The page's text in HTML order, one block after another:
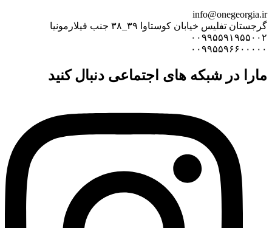
info@onegeorgia.ir
گرجستان تفلیس خیابان کوستاوا ۳۹_۳۸ جنب فیلارمونیا
۰۰۹۹۵۵۹۱۹۵۵۰۰۲
۰۰۹۹۵۵۹۶۶۰۰۰۰۰
مارا در شبکه های اجتماعی دنبال کنید